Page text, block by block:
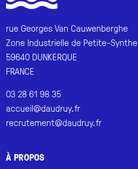
rue Georges Van Cauwenberghe
Zone Industrielle de Petite-Synthe
59640 DUNKERQUE
FRANCE
03 28 61 98 35
accueil@daudruy.fr
recrutement@daudruy.fr
À PROPOS